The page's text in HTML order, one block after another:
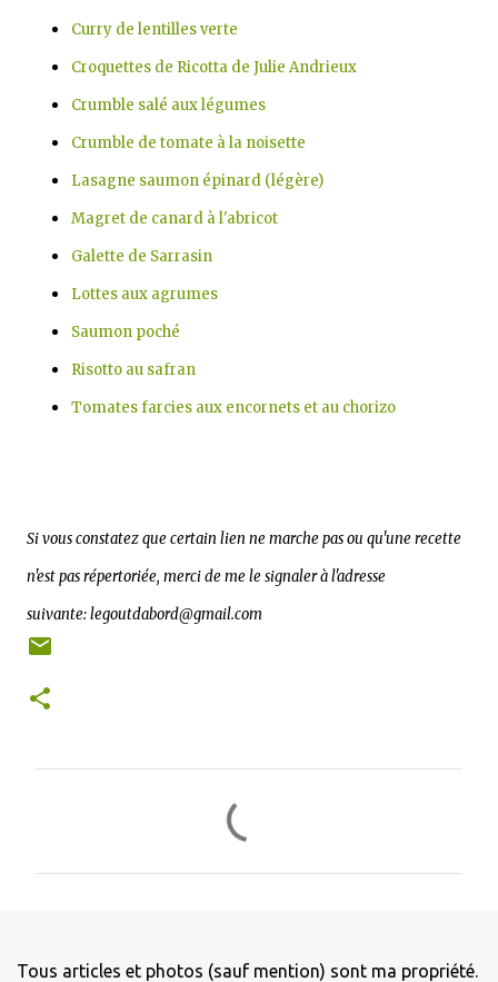
Curry de lentilles verte
Croquettes de Ricotta de Julie Andrieux
Crumble salé aux légumes
Crumble de tomate à la noisette
Lasagne saumon épinard (légère)
Magret de canard à l'abricot
Galette de Sarrasin
Lottes aux agrumes
Saumon poché
Risotto au safran
Tomates farcies aux encornets et au chorizo
Si vous constatez que certain lien ne marche pas ou qu'une recette
n'est pas répertoriée, merci de me le signaler à l'adresse
suivante:legoutdabord@gmail.com
Tous articles et photos (sauf mention) sont ma propriété.